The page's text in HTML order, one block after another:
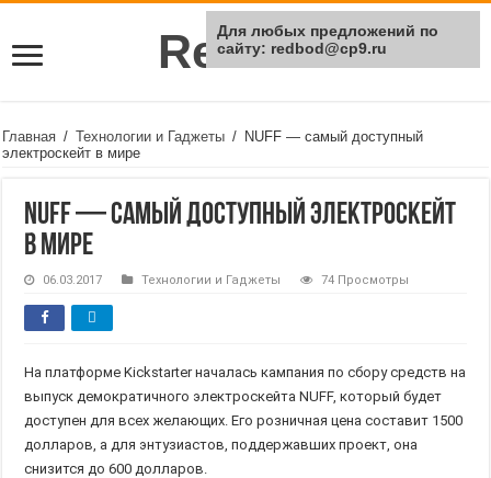
Rei Red
Главная / Технологии и Гаджеты / NUFF — самый доступный
электроскейт в мире
NUFF — самый доступный электроскейт
в мире
06.03.2017 Технологии и Гаджеты 74 Просмотры
На платформе Kickstarter началась кампания по сбору средств на
выпуск демократичного электроскейта NUFF, который будет
доступен для всех желающих. Его розничная цена составит 1500
долларов, а для энтузиастов, поддержавших проект, она
снизится до 600 долларов.
Для любых предложений по
сайту: redbod@cp9.ru